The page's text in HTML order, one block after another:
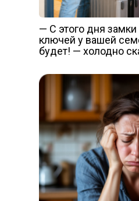
— С этого дня
ключей у вашей
будет! — холодно